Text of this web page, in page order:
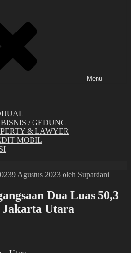
Menu
/ GEDUNG
& LAWYER
MOBIL
9 Agustus 2023 oleh Supardani
Dua Luas 50,3
Utara